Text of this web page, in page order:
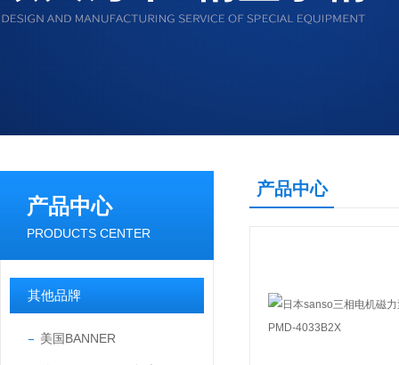
产品中心
PRODUCTS CENTER
其他品牌
美国BANNER
产品中心